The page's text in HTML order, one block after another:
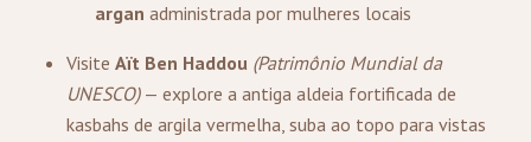
argan administrada por mulheres locais
Visite Aït Ben Haddou (Patrimônio Mundial da
UNESCO)— explore a antiga aldeia fortificada de
kasbahs de argila vermelha, suba ao topo para vistas